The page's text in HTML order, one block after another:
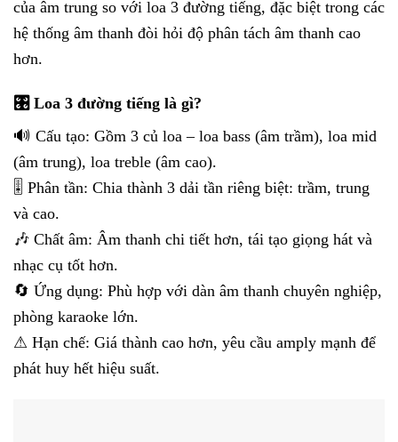
của âm trung so với loa 3 đường tiếng, đặc biệt trong các
hệ thống âm thanh đòi hỏi độ phân tách âm thanh cao
hơn.
🎛 Loa 3 đường tiếng là gì?
🔊 Cấu tạo: Gồm 3 củ loa – loa bass (âm trầm), loa mid
(âm trung), loa treble (âm cao).
🎚 Phân tần: Chia thành 3 dải tần riêng biệt: trầm, trung
và cao.
🎶 Chất âm: Âm thanh chi tiết hơn, tái tạo giọng hát và
nhạc cụ tốt hơn.
🔄 Ứng dụng: Phù hợp với dàn âm thanh chuyên nghiệp,
phòng karaoke lớn.
⚠ Hạn chế: Giá thành cao hơn, yêu cầu amply mạnh để
phát huy hết hiệu suất.